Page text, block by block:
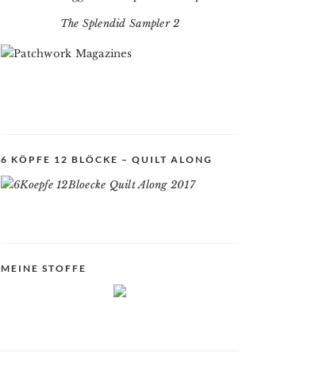
The Splendid Sampler 2
6 KÖPFE 12 BLÖCKE – QUILT ALONG
MEINE STOFFE